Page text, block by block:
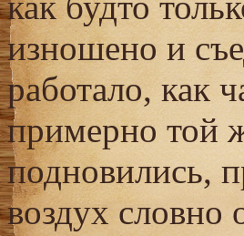
изношено и
работало, как
примерно той
подновились,
воздух словно